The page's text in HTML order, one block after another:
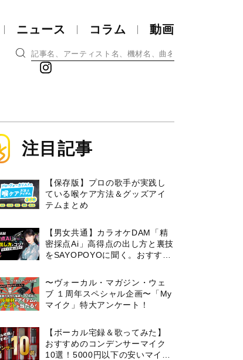
ニュース コラム 動画
注目記事
【保存版】プロの歌手が実践し
ている喉ケア⽅法＆グッズアイ
テムまとめ
【男女共通】カラオケDAM「精
密採点Ai」高得点の出し方と裏技
をSAYOPOYOに聞く。おすすめ
〜ヴォーカル・マガジン・ウェ
ブ １周年スペシャル企画〜「My
マイク」特大アンケート！
【ボーカル宅録＆歌ってみた】
おすすめのコンデンサーマイク
10選！5000円以下の安いマイク